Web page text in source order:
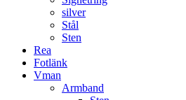
silver
Stål
Sten
Rea
Fotlänk
Vman
Armband